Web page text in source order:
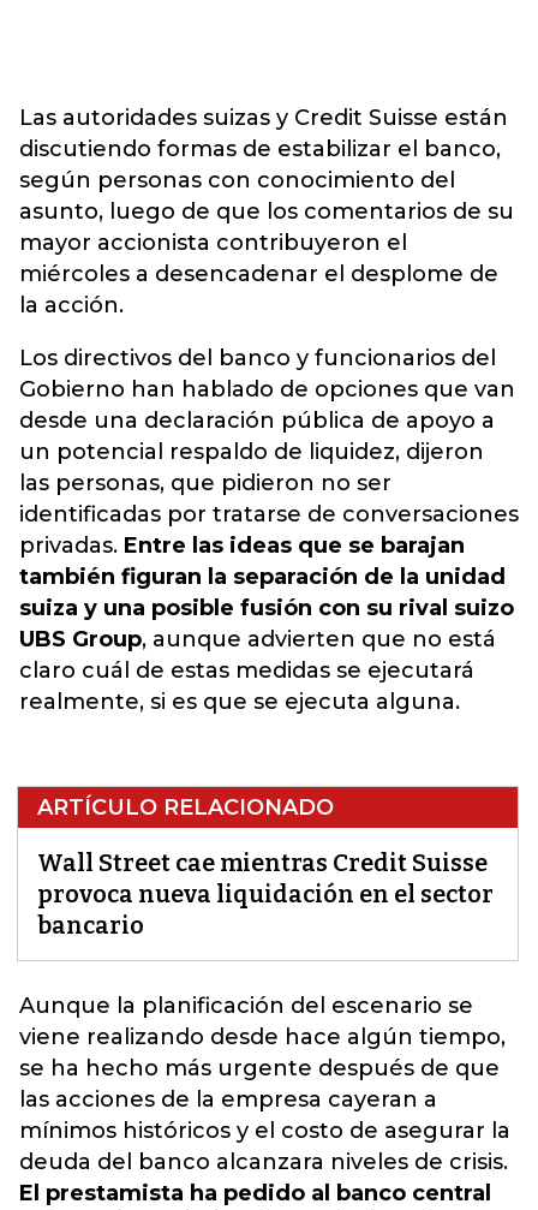
Las autoridades suizas y Credit Suisse están
discutiendo formas de estabilizar el banco,
según personas con conocimiento del
asunto, luego de que los comentarios de su
mayor accionista contribuyeron el
miércoles a desencadenar el desplome de
la acción.
Los directivos del banco y funcionarios del
Gobierno han hablado de opciones que van
desde una declaración pública de apoyo a
un potencial respaldo de liquidez, dijeron
las personas, que pidieron no ser
identificadas por tratarse de conversaciones
privadas. Entre las ideas que se barajan
también figuran la separación de la unidad
suiza y una posible fusión con su rival suizo
UBS Group, aunque advierten que no está
claro cuál de estas medidas se ejecutará
realmente, si es que se ejecuta alguna.
ARTÍCULO RELACIONADO
Wall Street cae mientras Credit Suisse
provoca nueva liquidación en el sector
bancario
Aunque la planificación del escenario se
viene realizando desde hace algún tiempo,
se ha hecho más urgente después de que
las acciones de la empresa cayeran a
mínimos históricos y el costo de asegurar la
deuda del banco alcanzara niveles de crisis.
El prestamista ha pedido al banco central